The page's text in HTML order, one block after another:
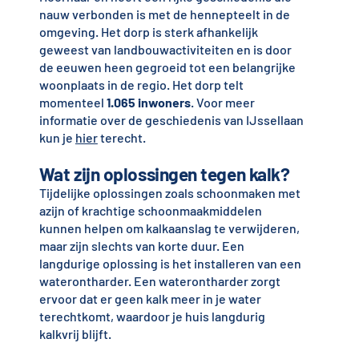
nauw verbonden is met de hennepteelt in de
omgeving. Het dorp is sterk afhankelijk
geweest van landbouwactiviteiten en is door
de eeuwen heen gegroeid tot een belangrijke
woonplaats in de regio. Het dorp telt
momenteel 1.065 inwoners. Voor meer
informatie over de geschiedenis van IJssellaan
kun je hierterecht.
Wat zijn oplossingen tegen kalk?
Tijdelijke oplossingen zoals schoonmaken met
azijn of krachtige schoonmaakmiddelen
kunnen helpen om kalkaanslag te verwijderen,
maar zijn slechts van korte duur. Een
langdurige oplossing is het installeren van een
waterontharder. Een waterontharder zorgt
ervoor dat er geen kalk meer in je water
terechtkomt, waardoor je huis langdurig
kalkvrij blijft.